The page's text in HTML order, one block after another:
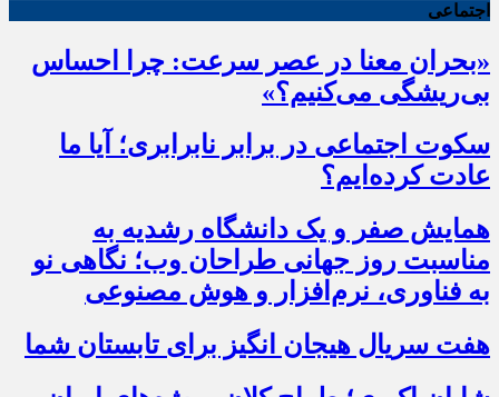
اجتماعی
«بحران معنا در عصر سرعت: چرا احساس
بی‌ریشگی می‌کنیم؟»
سکوت اجتماعی در برابر نابرابری؛ آیا ما
عادت کرده‌ایم؟
همایش صفر و یک دانشگاه رشدیه به
مناسبت روز جهانی طراحان وب؛ نگاهی نو
به فناوری، نرم‌افزار و هوش مصنوعی
هفت سریال هیجان انگیز برای تابستان شما